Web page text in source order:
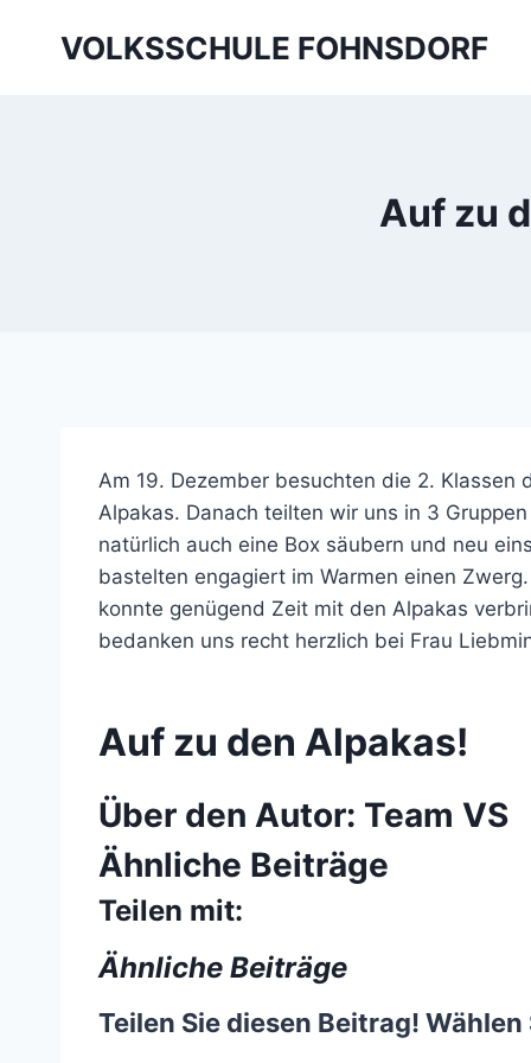
VOLKSSCHULE FOHNSDORF
Auf zu
Am 19. Dezember besuchten die 2. Klassen
Alpakas. Danach teilten wir uns in 3
natürlich auch eine Box säubern und neu
bastelten engagiert im Warmen einen
konnte genügend Zeit mit den Alpakas
bedanken uns recht herzlich bei Frau
Auf zu den Alpakas!
Über den Autor: Team VS
Ähnliche Beiträge
Teilen mit:
Ähnliche Beiträge
Teilen Sie diesen Beitrag!